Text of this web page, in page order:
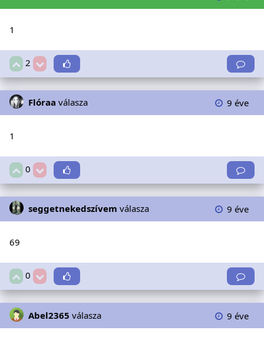
1
2
Flóraa válasza 9 éve
1
0
seggetnekedszívem válasza 9 éve
69
0
Abel2365 válasza 9 éve